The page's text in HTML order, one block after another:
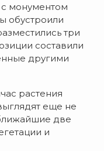
монументом
обустроили
три
составили
другими
растения
еще не
две
и